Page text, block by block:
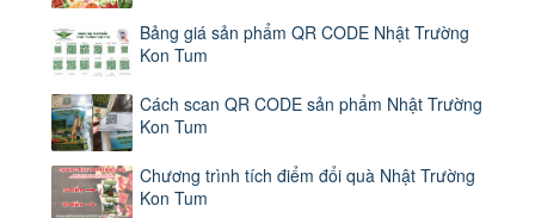
Bảng giá sản phẩm QR CODE Nhật Trường
Kon Tum
Cách scan QR CODE sản phẩm Nhật Trường
Kon Tum
Chương trình tích điểm đổi quà Nhật Trường
Kon Tum